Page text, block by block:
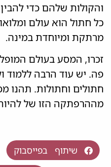
והקולות שלהם כדי
כל חתול הוא עולם
מרתקת ומיוחדת במינה.
זכרו, המסע בעולם
פה. יש עוד הרבה ללמוד
חתולים וחתולות. תהנו
מההרפתקה הזו של
שיתוף בפייסבוק